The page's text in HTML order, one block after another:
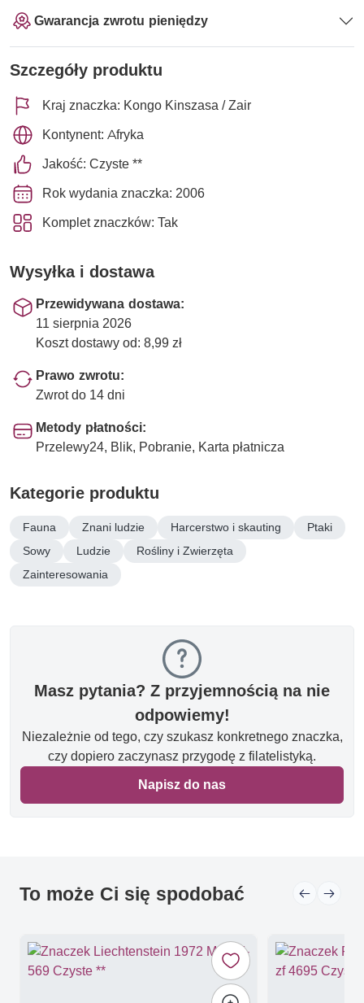
Gwarancja zwrotu pieniędzy
Szczegóły produktu
Kraj znaczka: Kongo Kinszasa / Zair
Kontynent: Afryka
Jakość: Czyste **
Rok wydania znaczka: 2006
Komplet znaczków: Tak
Wysyłka i dostawa
Przewidywana dostawa:
11 sierpnia 2026
Koszt dostawy od: 8,99 zł
Prawo zwrotu:
Zwrot do 14 dni
Metody płatności:
Przelewy24, Blik, Pobranie, Karta płatnicza
Kategorie produktu
Fauna Znani ludzie Harcerstwo i skauting
Ptaki
Sowy
Ludzie
Rośliny i Zwierzęta
Zainteresowania
Masz pytania? Z przyjemnością na nie
odpowiemy!
Niezależnie od tego, czy szukasz konkretnego znaczka,
czy dopiero zaczynasz przygodę z filatelistyką.
Napisz do nas
To może Ci się spodobać